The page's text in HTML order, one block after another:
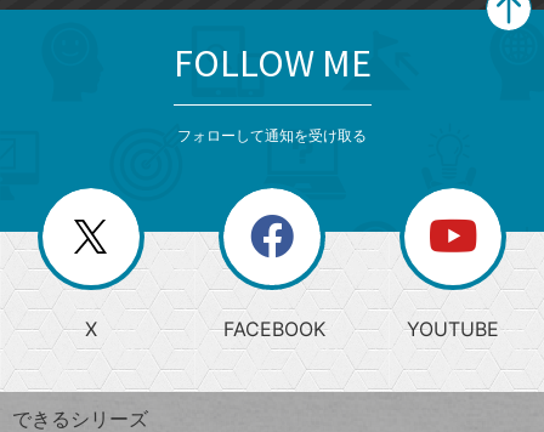
じ
る
search
検
索
上
昇
ワ
ー
閉
じ
る
ー
か
ら
探
す
FOLLOW ME
フォローして通知を受け取る
X FACEBOOK YOUTUBE
できるシリーズ